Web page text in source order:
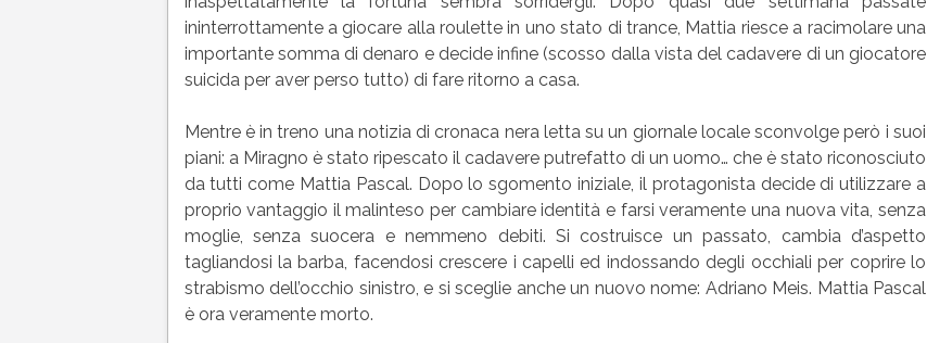
ininterrottamente a giocare alla roulette in uno stato di trance, Mattia riesce a racimolare una
importante somma di denaro e decide infine (scosso dalla vista del cadavere di un giocatore
suicida per aver perso tutto) di fare ritorno a casa.
Mentre è in treno una notizia di cronaca nera letta su un giornale locale sconvolge però i suoi
piani: a Miragno è stato ripescato il cadavere putrefatto di un uomo… che è stato riconosciuto
da tutti come Mattia Pascal. Dopo lo sgomento iniziale, il protagonista decide di utilizzare a
proprio vantaggio il malinteso per cambiare identità e farsi veramente una nuova vita, senza
moglie, senza suocera e nemmeno debiti. Si costruisce un passato, cambia d’aspetto
tagliandosi la barba, facendosi crescere i capelli ed indossando degli occhiali per coprire lo
strabismo dell’occhio sinistro, e si sceglie anche un nuovo nome: Adriano Meis. Mattia Pascal
è ora veramente morto.